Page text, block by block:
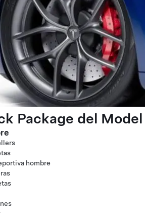
Package del
hombre